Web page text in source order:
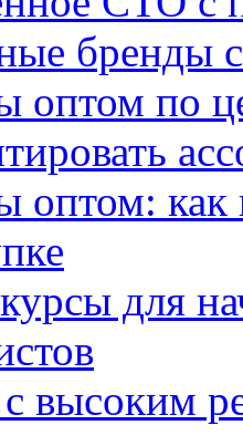
бренды
оптом по
оптом:
для
высоким